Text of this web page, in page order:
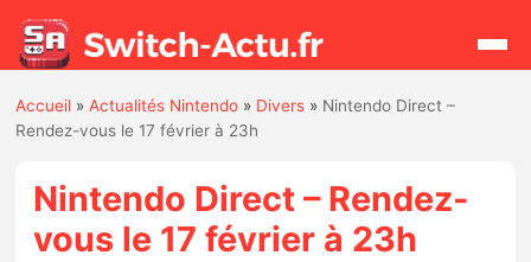
Actualités
Accueil »Actualités Nintendo » Divers » Nintendo Direct –
Rendez-vous le 17 février à 23h
Nintendo Direct – Rendez-
vous le 17 février à 23h